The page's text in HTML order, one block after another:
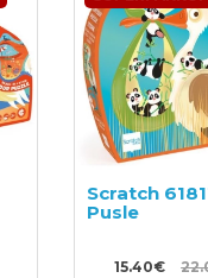
Scratch
Pusle
15.40€